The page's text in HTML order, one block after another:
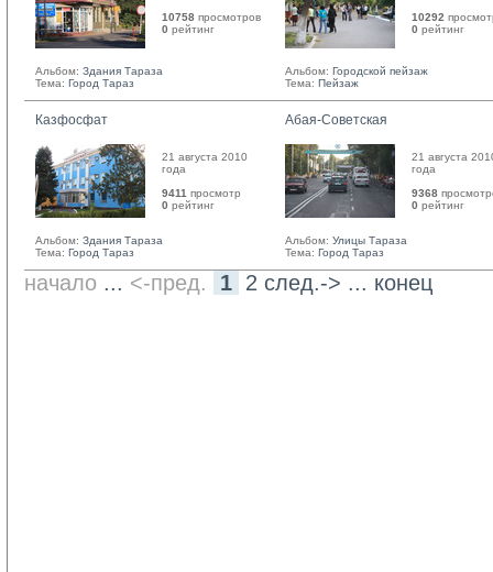
10758 просмотров
0 рейтинг
Альбом: Здания Тараза
Тема: Город Тараз
10292
0 рейтинг
Альбом: Городской пейзаж
Тема: Пейзаж
Казфосфат
21 августа 2010
года
9411 просмотр
0 рейтинг
Альбом: Здания Тараза
Тема: Город Тараз
Абая-Советская
21 августа
года
9368
0 рейтинг
Альбом: Улицы Тараза
Тема: Город Тараз
начало ... <-пред. 1 2 след.-> ... конец